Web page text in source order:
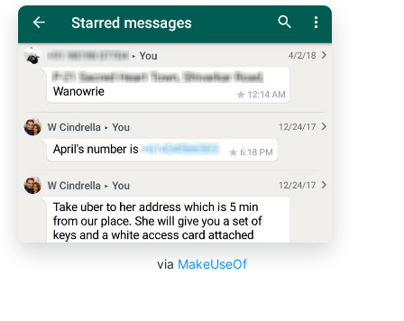
via MakeUseOf